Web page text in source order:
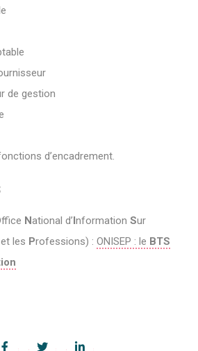
de gestion
d’encadrement.
ffice National d’Information Sur
les Professions) : ONISEP : le BTS